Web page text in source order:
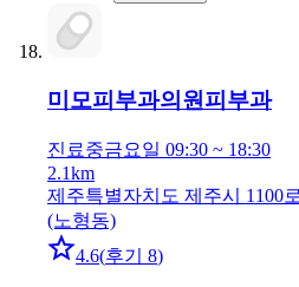
미모피부과의원 피부과
진료중금요일 09:30 ~ 18:30
2.1km
제주특별자치도 제주시 1100
(노형동)
4.6(후기 8)